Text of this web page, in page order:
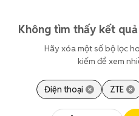
Không tìm thấy kết
Hãy xóa một số bộ lọc
kiếm để xem
Điện thoại ZTE